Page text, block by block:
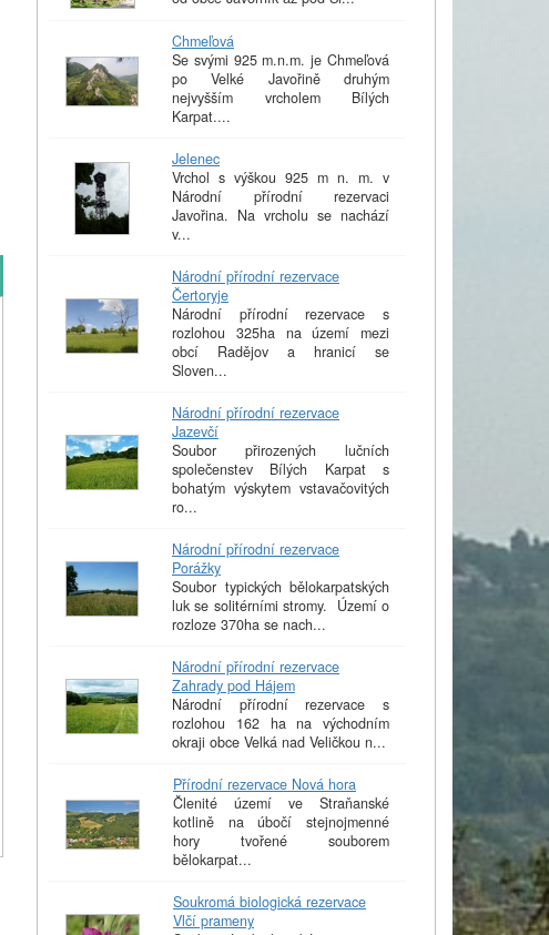
Chmeľová
Se svými 925 m.n.m. je Chmeľová
po Velké Javořině druhým
nejvyšším vrcholem Bílých
Karpat....
Jelenec
Vrchol s výškou 925 m n. m. v
Národní přírodní rezervaci
Javořina. Na vrcholu se nachází
v...
Národní přírodní rezervace
Čertoryje
Národní přírodní rezervace s
rozlohou 325ha na území mezi
obcí Radějov a hranicí se
Sloven...
Národní přírodní rezervace
Jazevčí
Soubor přirozených lučních
společenstev Bílých Karpat s
bohatým výskytem vstavačovitých
ro...
Národní přírodní rezervace
Porážky
Soubor typických bělokarpatských
luk se solitérními stromy. Území o
rozloze 370ha se nach...
Národní přírodní rezervace
Zahrady pod Hájem
Národní přírodní rezervace s
rozlohou 162 ha na východním
okraji obce Velká nad Veličkou n...
Přírodní rezervace Nová hora
Členité území ve Straňanské
kotlině na úbočí stejnojmenné
hory tvořené souborem
bělokarpat...
Soukromá biologická rezervace
Vlčí prameny